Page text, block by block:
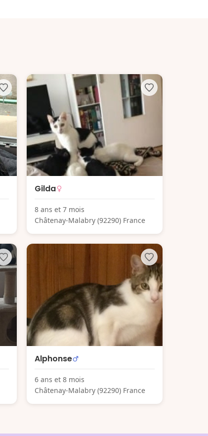
Gilda
8 ans et 7 mois
Châtenay-Malabry (92290) France
Alphonse
6 ans et 8 mois
Châtenay-Malabry (92290) France